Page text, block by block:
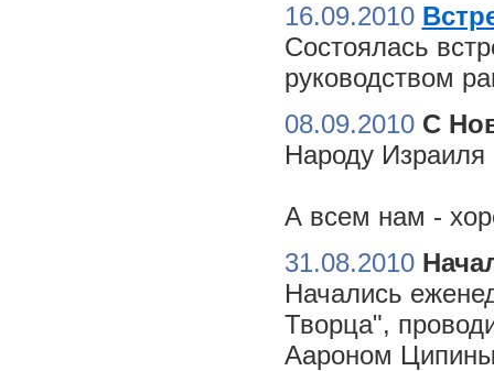
16.09.2010
Состоялась
руководством
08.09.2010 С
Народу Израиля
А всем нам -
31.08.2010
Начались
Творца",
Аароном